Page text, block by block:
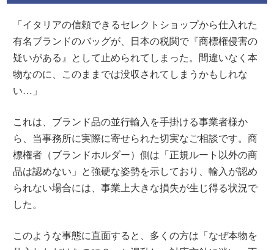
「イタリアの信頼できるセレクトショップから仕入れた
有名ブランドのバッグが、日本の税関で『商標権侵害の
疑いがある』として止められてしまった。間違いなく本
物なのに、このままでは没収されてしまうかもしれな
い…」
これは、ブランド品の並行輸入を手掛ける事業者様か
ら、当事務所に実際に寄せられた切実なご相談です。商
標権者（ブランドホルダー）側は「正規ルート以外の商
品は認めない」と強硬な姿勢を示しており、輸入が認め
られない場合には、事業上大きな損失が生じ得る状況で
した。
このような事態に直面すると、多くの方は「なぜ本物を